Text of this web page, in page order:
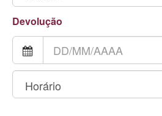
Devolução